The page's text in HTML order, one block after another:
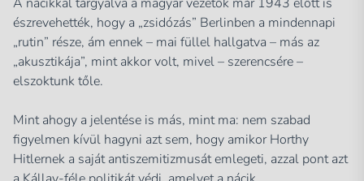
észrevehették, hogy a „zsidózás” Berlinben a mindennapi
„rutin” része, ám ennek – mai füllel hallgatva – más az
„akusztikája”, mint akkor volt, mivel – szerencsére –
elszoktunk tőle.
Mint ahogy a jelentése is más, mint ma: nem szabad
figyelmen kívül hagyni azt sem, hogy amikor Horthy
Hitlernek a saját antiszemitizmusát emlegeti, azzal pont azt